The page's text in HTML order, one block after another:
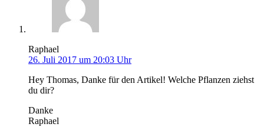
Raphael
26. Juli 2017 um 20:03 Uhr
Hey Thomas, Danke für den Artikel! Welche Pflanzen ziehst
du dir?
Danke
Raphael